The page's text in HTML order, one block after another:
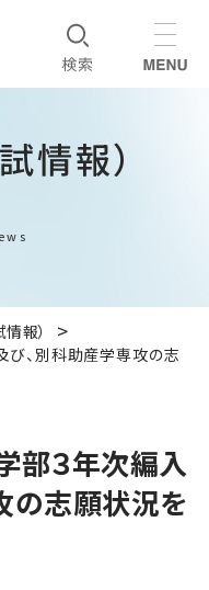
情報）
報）
、別科助産学専攻の志
部３年次編入
の志願状況を